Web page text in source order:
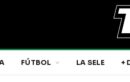
FÚTBOL LA SELE +